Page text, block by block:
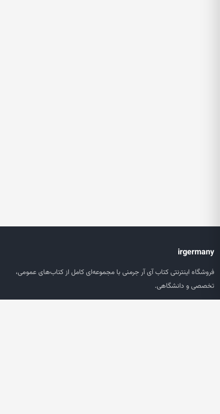
irgermany
فروشگاه اینترنتی کتاب آی آر جرمنی با مجموعه‌ای کامل از کتاب‌های عمومی،
تخصصی و دانشگاهی.